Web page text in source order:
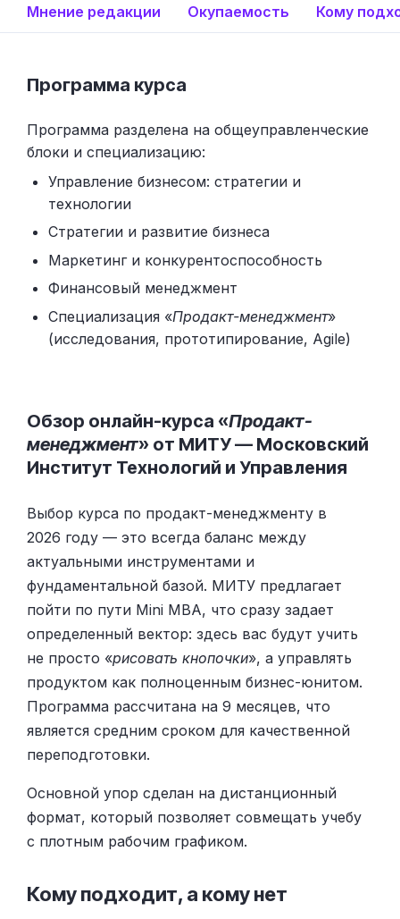
Мнение редакции Окупаемость Кому
Программа курса
Программа разделена на общеуправленческие
блоки и специализацию:
Управление бизнесом: стратегии и
технологии
Стратегии и развитие бизнеса
Маркетинг и конкурентоспособность
Финансовый менеджмент
Специализация «Продакт-менеджмент»
(исследования, прототипирование, Agile)
Обзор онлайн-курса «Продакт-
менеджмент» от МИТУ — Московский
Институт Технологий и Управления
Выбор курса по продакт-менеджменту в
2026 году — это всегда баланс между
актуальными инструментами и
фундаментальной базой. МИТУ предлагает
пойти по пути Mini MBA, что сразу задает
определенный вектор: здесь вас будут учить
не просто «рисовать кнопочки», а управлять
продуктом как полноценным бизнес-юнитом.
Программа рассчитана на 9 месяцев, что
является средним сроком для качественной
переподготовки.
Основной упор сделан на дистанционный
формат, который позволяет совмещать учебу
с плотным рабочим графиком.
Кому подходит, а кому нет